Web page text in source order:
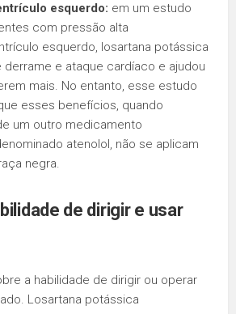
esquerdo: em um estudo
com pressão alta
esquerdo, losartana potássica
derrame e ataque cardíaco e ajudou
mais. No entanto, esse estudo
esses benefícios, quando
um outro medicamento
atenolol, não se aplicam
negra.
de dirigir e usar
a habilidade de dirigir ou operar
Losartana potássica